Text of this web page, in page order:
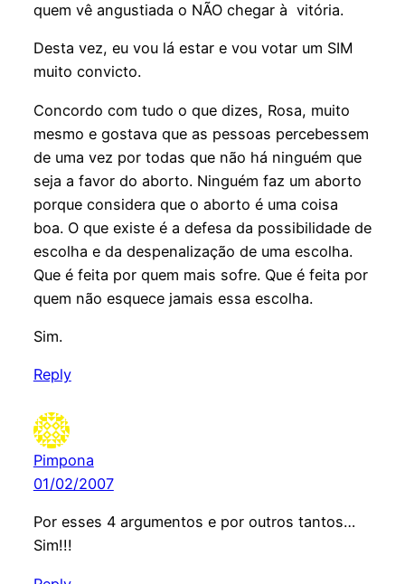
quem vê angustiada o NÃO chegar à vitória.
Desta vez, eu vou lá estar e vou votar um SIM
muito convicto.
Concordo com tudo o que dizes, Rosa, muito
mesmo e gostava que as pessoas percebessem
de uma vez por todas que não há ninguém que
seja a favor do aborto. Ninguém faz um aborto
porque considera que o aborto é uma coisa
boa. O que existe é a defesa da possibilidade de
escolha e da despenalização de uma escolha.
Que é feita por quem mais sofre. Que é feita por
quem não esquece jamais essa escolha.
Sim.
Reply
Pimpona
01/02/2007
Por esses 4 argumentos e por outros tantos…
Sim!!!